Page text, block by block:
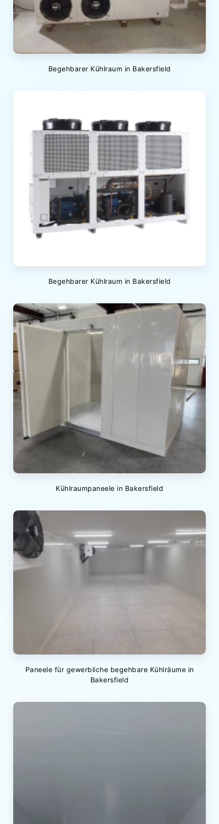
Begehbarer Kühlraum in Bakersfield
Begehbarer Kühlraum in Bakersfield
Kühlraumpaneele in Bakersfield
Paneele für gewerbliche begehbare Kühlräume in
Bakersfield